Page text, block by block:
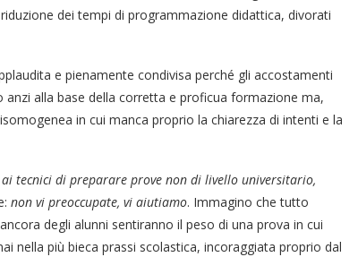
dei tempi di programmazione didattica, divorati
e pienamente condivisa perché gli accostamenti
alla base della corretta e proficua formazione ma,
in cui manca proprio la chiarezza di intenti e la
tecnici di preparare prove non di livello universitario,
non vi preoccupate, vi aiutiamo. Immagino che tutto
degli alunni sentiranno il peso di una prova in cui
nella più bieca prassi scolastica, incoraggiata proprio dal